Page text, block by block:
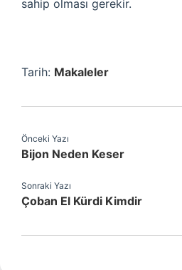
sahip olması gerekir.
Tarih: Makaleler
Önceki Yazı
Bijon Neden Keser
Sonraki Yazı
Çoban El Kürdi Kimdir